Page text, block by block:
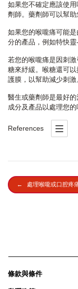
如果您不確定應該使
劑師。藥劑師可以幫助
如果您的喉嚨痛可能
分的產品，例如特快靈
若您的喉嚨痛是因刺
糖來紓緩。喉糖還可
護膜，以幫助減少刺激
醫生或藥劑師是最好
成分及產品以處理您的
References
← 處理喉嚨或口腔疼
條款與條件